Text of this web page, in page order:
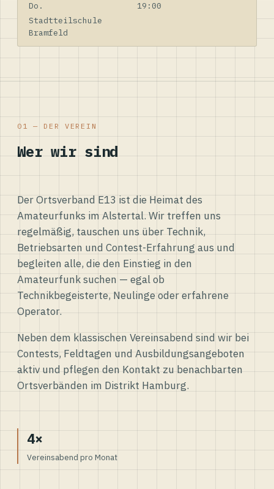
Do.
19:00
Stadtteilschule
Bramfeld
01 — DER VEREIN
Wer wir sind
Der Ortsverband E13 ist die Heimat des
Amateurfunks im Alstertal. Wir treffen uns
regelmäßig, tauschen uns über Technik,
Betriebsarten und Contest-Erfahrung aus und
begleiten alle, die den Einstieg in den
Amateurfunk suchen — egal ob
Technikbegeisterte, Neulinge oder erfahrene
Operator.
Neben dem klassischen Vereinsabend sind wir bei
Contests, Feldtagen und Ausbildungsangeboten
aktiv und pflegen den Kontakt zu benachbarten
Ortsverbänden im Distrikt Hamburg.
4×
Vereinsabend pro Monat